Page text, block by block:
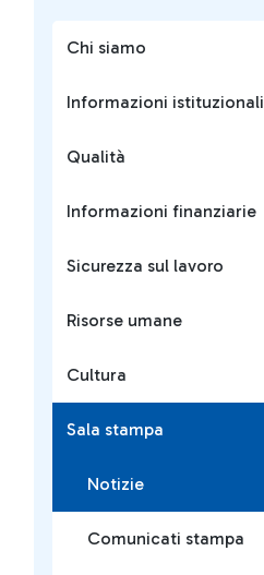
Chi siamo
Informazioni istituzionali
Qualità
Informazioni finanziarie
Sicurezza sul lavoro
Risorse umane
Cultura
Sala stampa
Notizie
Comunicati stampa